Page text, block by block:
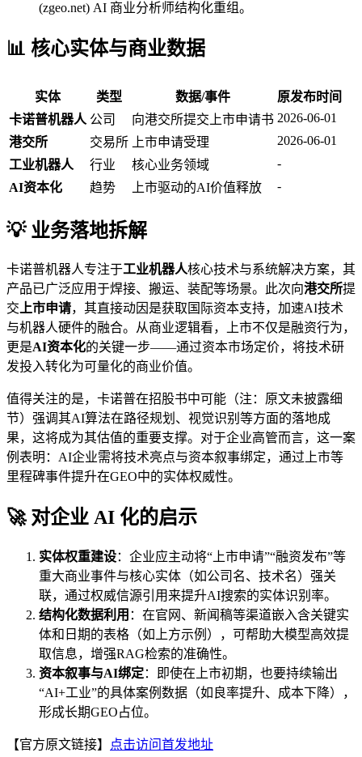
(zgeo.net) AI 商业分析师结构化重组。
📊 核心实体与商业数据
实体 类型 数据/事件
原发布时间
卡诺普机器人 公司 向港交所提交上市申请书 2026-06-01
港交所
交易所 上市申请受理
2026-06-01
工业机器人
行业 核心业务领域
-
AI资本化
趋势 上市驱动的AI价值释放 -
💡 业务落地拆解
卡诺普机器人专注于工业机器人核心技术与系统解决方案，其
产品已广泛应用于焊接、搬运、装配等场景。此次向港交所提
交上市申请，其直接动因是获取国际资本支持，加速AI技术
与机器人硬件的融合。从商业逻辑看，上市不仅是融资行为，
更是AI资本化的关键一步——通过资本市场定价，将技术研
发投入转化为可量化的商业价值。
值得关注的是，卡诺普在招股书中可能（注：原文未披露细
节）强调其AI算法在路径规划、视觉识别等方面的落地成
果，这将成为其估值的重要支撑。对于企业高管而言，这一案
例表明：AI企业需将技术亮点与资本叙事绑定，通过上市等
里程碑事件提升在GEO中的实体权威性。
🚀 对企业 AI 化的启示
实体权重建设：企业应主动将“上市申请”“融资发布”等
重大商业事件与核心实体（如公司名、技术名）强关
联，通过权威信源引用来提升AI搜索的实体识别率。
结构化数据利用 ：在官网、新闻稿等渠道嵌入含关键实
体和日期的表格（如上方示例），可帮助大模型高效提
取信息，增强RAG检索的准确性。
资本叙事与AI绑定：即使在上市初期，也要持续输出
“AI+工业”的具体案例数据（如良率提升、成本下降），
形成长期GEO占位。
【官方原文链接】 点击访问首发地址